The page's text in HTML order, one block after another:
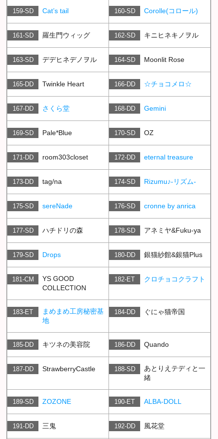
159-SD Cat’s tail 160-SD Corolle(コロール)
161-SD 羅生門ウィッグ 162-SD キニヒネキノヲル
163-SD デデヒネデノヲル 164-SD Moonlit Rose
165-DD Twinkle Heart 166-DD ☆チョコメロ☆
167-DD さくら堂 168-DD Gemini
169-SD Pale*Blue 170-SD OZ
171-DD room303closet 172-DD eternal treasure
173-DD tag/na 174-SD Rizumu♪-リズム-
175-SD sereNade 176-SD cronne by anrica
177-SD ハチドリの森 178-SD アネミヤ&Fuku-ya
179-SD Drops 180-DD 銀猫紗館&銀猫Plus
181-CM
YS GOOD
COLLECTION
182-ET クロチョコクラフト
183-ET
まめまめ工房秘密基
地
184-DD ぐにゃ猫帝国
185-DD キツネの美容院 186-DD Quando
187-DD StrawberryCastle 188-SD
あとりえテディと一
緒
189-SD ZOZONE 190-ET ALBA-DOLL
191-DD 三鬼 192-DD 風花堂